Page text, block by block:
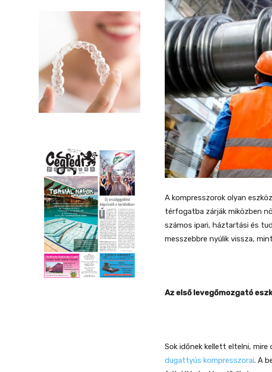
A kompresszorok olyan
térfogatba zárják miközben
számos ipari, háztartási és
messzebbre nyúlik vissza,
Az első levegőmozgató
Sok időnek kellett eltelni,
dugattyús kompresszorai. A